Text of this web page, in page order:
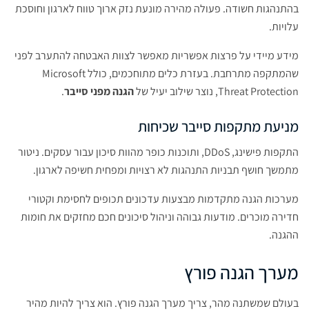
בהתנהגות חשודה. פעולה מהירה מונעת נזק ארוך טווח לארגון וחוסכת
עלויות.
מידע מיידי על פרצות אפשריות מאפשר לצוות האבטחה להתערב לפני
שהמתקפה מתרחבת. בעזרת כלים מתוחכמים, כולל Microsoft
Threat Protection, נוצר שילוב יעיל של
הגנה מפני סייבר.
מניעת מתקפות סייבר שכיחות
התקפות פישינג, DDoS, ותוכנות כופר מהוות סיכון עבור עסקים. ניטור
מתמשך חושף תבניות התנהגות לא רצויות ומפחית חשיפה לארגון.
מערכות הגנה מתקדמות מבצעות עדכונים תכופים לחסימת וקטורי
חדירה מוכרים. מודעות גבוהה וניהול סיכונים חכם מחזקים את חומות
ההגנה.
מערך הגנה פורץ
בעולם שמשתנה מהר, צריך מערך הגנה פורץ. הוא צריך להיות מהיר